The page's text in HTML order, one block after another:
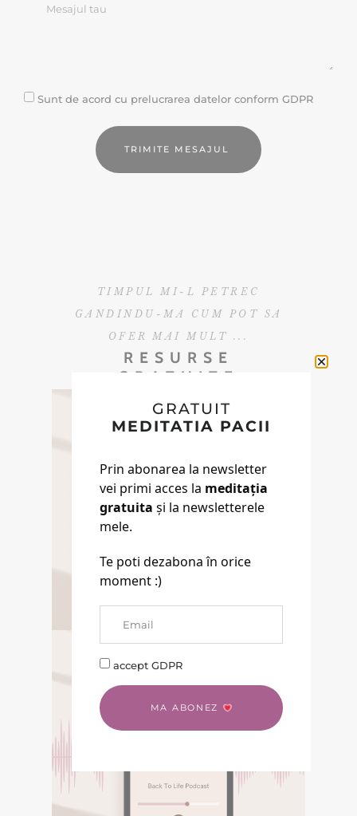
Sunt de acord cu prelucrarea datelor conform GDPR
TRIMITE MESAJUL
TIMPUL MI-L PETREC
GANDINDU-MA CUM POT SA
OFER MAI MULT ...
RESURSE
GRATUITE
E-BOOK GRATUIT
Descarca aici eBookul gratuit care sper sa te
inspire in Calatoria ta.
EBOOK GRATUIT
sa te inspire in Calatoria ta.
DESCOPERA
Descopera podcasturile despre
spiritualitate si meditatiile din canalul
GRATUIT
MEDITATIA PACII
Prin abonarea la newsletter
vei primi acces la meditația
gratuita și la newsletterele
mele.
Te poti dezabona în orice
moment :)
accept GDPR
MA ABONEZ